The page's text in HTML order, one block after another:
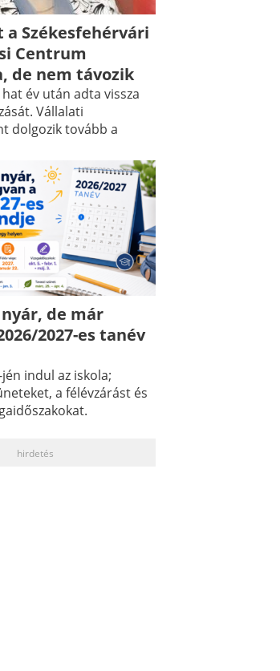
Székesfehérvári
Centrum
de nem távozik
év után adta vissza
Vállalati
dolgozik tovább a
de már
2027-es tanév
indul az iskola;
a félévzárást és
hirdetés